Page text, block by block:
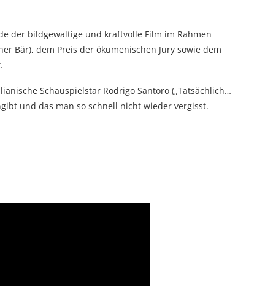
der bildgewaltige und kraftvolle Film im Rahmen
Bär), dem Preis der ökumenischen Jury sowie dem
Schauspielstar Rodrigo Santoro („Tatsächlich…
und das man so schnell nicht wieder vergisst.